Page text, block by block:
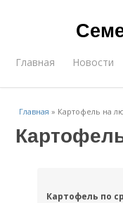
Главная Новости
Главная » Картофель на
Картофель по